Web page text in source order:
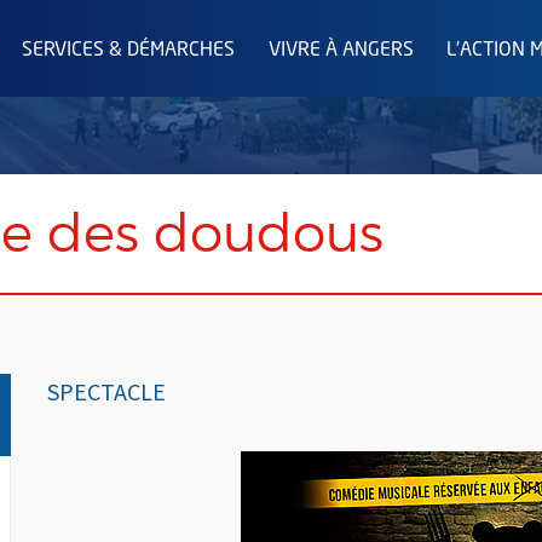
SERVICES & DÉMARCHES VIVRE À ANGERS L'ACTION
des doudous
SPECTACLE